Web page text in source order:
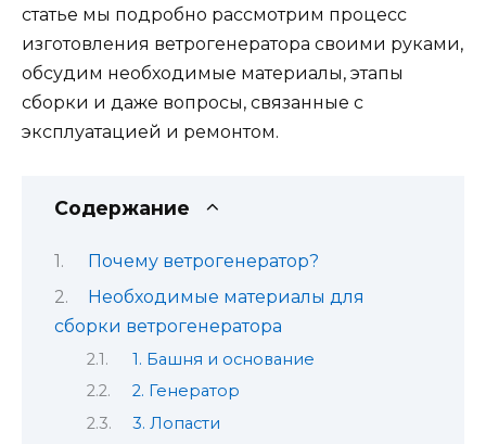
статье мы подробно рассмотрим процесс
изготовления ветрогенератора своими руками,
обсудим необходимые материалы, этапы
сборки и даже вопросы, связанные с
эксплуатацией и ремонтом.
Содержание
Почему ветрогенератор?
Необходимые материалы для
сборки ветрогенератора
1. Башня и основание
2. Генератор
3. Лопасти